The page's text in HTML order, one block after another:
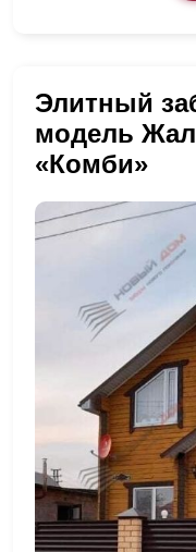
Элитный
модель
«Комби»